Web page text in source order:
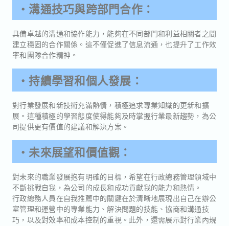
・溝通技巧與跨部門合作：
具備卓越的溝通和協作能力，能夠在不同部門和利益相關者之間
建立穩固的合作關係。這不僅促進了信息流通，也提升了工作效
率和團隊合作精神。
・持續學習和個人發展：
對行業發展和新技術充滿熱情，積極追求專業知識的更新和擴
展。這種積極的學習態度使得能夠及時掌握行業最新趨勢，為公
司提供更有價值的建議和解決方案。
・未來展望和價值觀：
對未來的職業發展抱有明確的目標，希望在行政總務管理領域中
不斷挑戰自我，為公司的成長和成功貢獻我的能力和熱情。
行政總務人員在自我推薦中的關鍵在於清晰地展現出自己在辦公
室管理和運營中的專業能力、解決問題的技能、協商和溝通技
巧，以及對效率和成本控制的重視。此外，還需展示對行業內規